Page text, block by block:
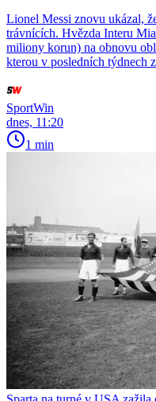
Lionel Messi znovu ukázal,
trávnících. Hvězda Interu
miliony korun) na obnovu
kterou v posledních týdnech
SportWin
dnes, 11:20
1 min